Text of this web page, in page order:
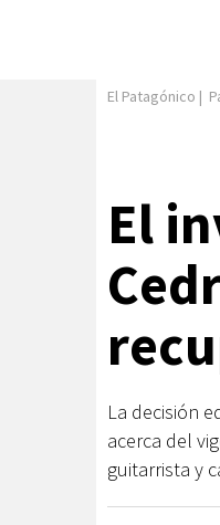
El Patagónico |
El
La decisión
acerca del
guitarrista y